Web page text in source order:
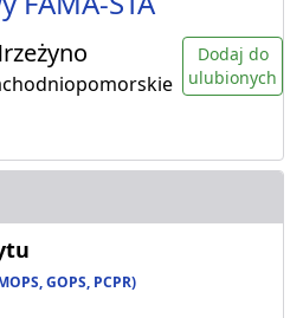
Dodaj do
ulubionych
GOPS, PCPR)